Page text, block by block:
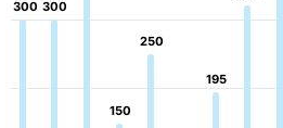
300
300 300
300
150
150
250
250
195
195